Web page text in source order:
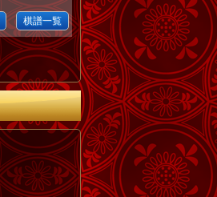
棋譜一覧